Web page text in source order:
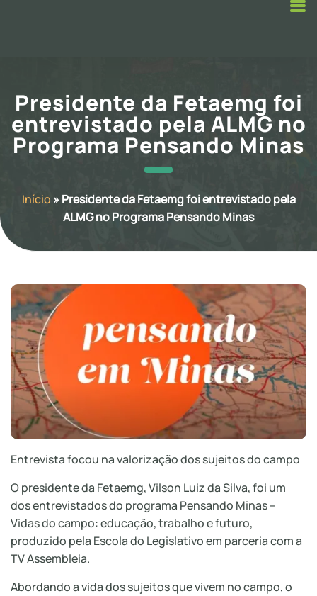
Presidente da Fetaemg foi
entrevistado pela ALMG no
Programa Pensando Minas
Início »Presidente da Fetaemg foi entrevistado pela
ALMG no Programa Pensando Minas
Entrevista focou na valorização dos sujeitos do campo
O presidente da Fetaemg, Vilson Luiz da Silva, foi um
dos entrevistados do programa Pensando Minas –
Vidas do campo: educação, trabalho e futuro,
produzido pela Escola do Legislativo em parceria com a
TV Assembleia.
Abordando a vida dos sujeitos que vivem no campo, o